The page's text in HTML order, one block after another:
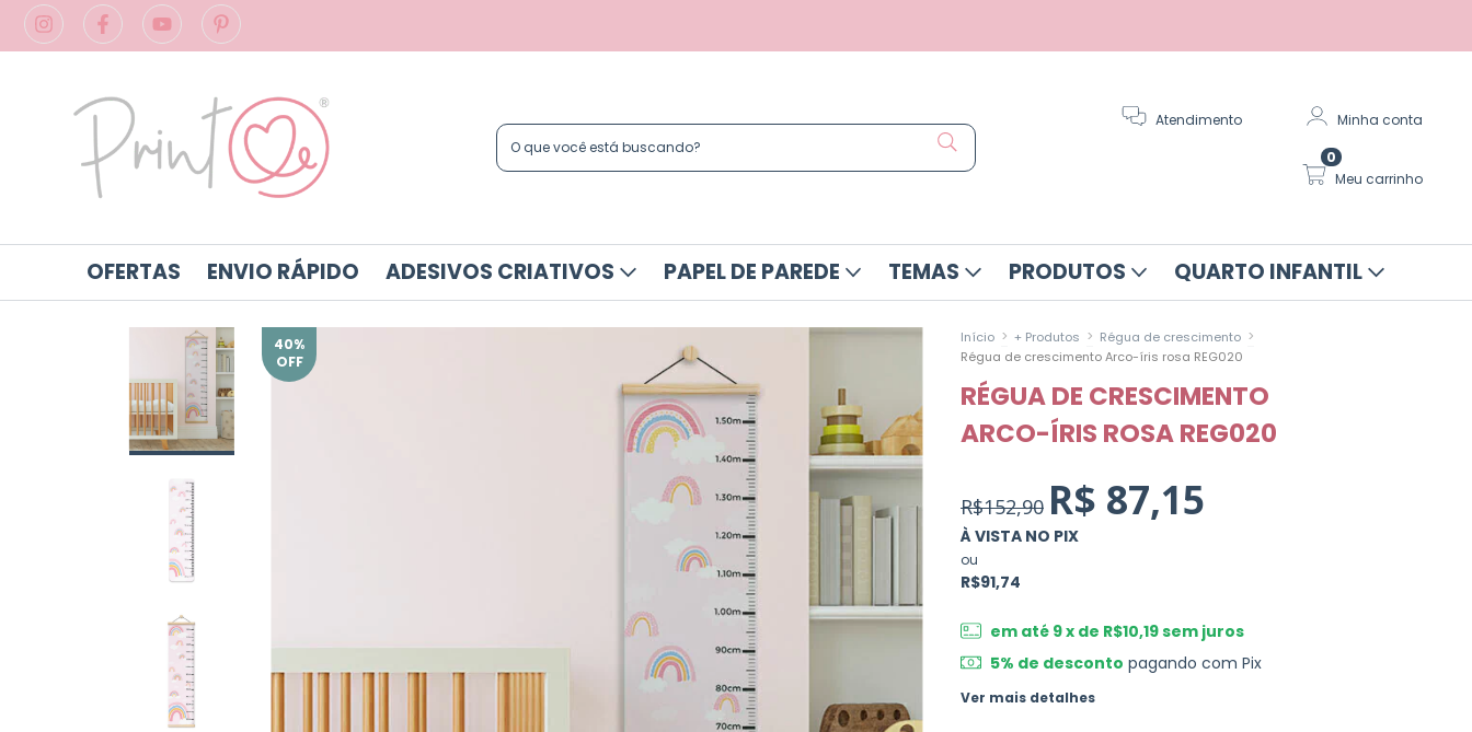
Atendimento Minha conta
Meu carrinho
0
OFERTAS ENVIO RÁPIDO ADESIVOS CRIATIVOS PAPEL DE PAREDE TEMAS PRODUTOS QUARTO INFANTIL
40%
OFF
Início > + Produtos > Régua de crescimento >
Régua de crescimento Arco-íris rosa REG020
RÉGUA DE CRESCIMENTO
ARCO-ÍRIS ROSA REG020
R$152,90 R$ 87,15
À VISTA NO PIX
ou
R$91,74
em até 9x de R$10,19sem juros
5% de desconto pagando com Pix
Ver mais detalhes